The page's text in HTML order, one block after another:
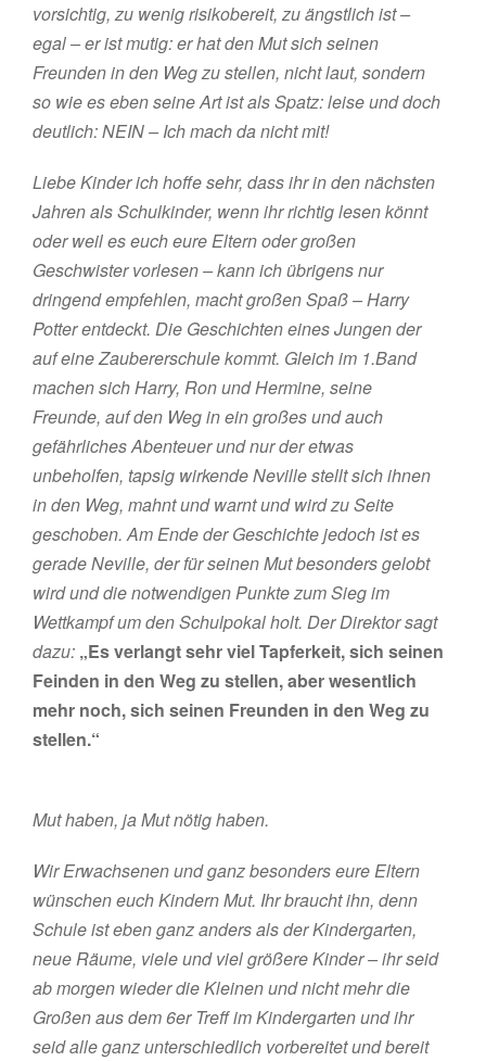
vorsichtig, zu wenig risikobereit, zu ängstlich ist –
egal – er ist mutig: er hat den Mut sich seinen
Freunden in den Weg zu stellen, nicht laut, sondern
so wie es eben seine Art ist als Spatz: leise und doch
deutlich: NEIN – Ich mach da nicht mit!
Liebe Kinder ich hoffe sehr, dass ihr in den nächsten
Jahren als Schulkinder, wenn ihr richtig lesen könnt
oder weil es euch eure Eltern oder großen
Geschwister vorlesen – kann ich übrigens nur
dringend empfehlen, macht großen Spaß – Harry
Potter entdeckt. Die Geschichten eines Jungen der
auf eine Zaubererschule kommt. Gleich im 1.Band
machen sich Harry, Ron und Hermine, seine
Freunde, auf den Weg in ein großes und auch
gefährliches Abenteuer und nur der etwas
unbeholfen, tapsig wirkende Neville stellt sich ihnen
in den Weg, mahnt und warnt und wird zu Seite
geschoben. Am Ende der Geschichte jedoch ist es
gerade Neville, der für seinen Mut besonders gelobt
wird und die notwendigen Punkte zum Sieg im
Wettkampf um den Schulpokal holt. Der Direktor sagt
dazu: „Es verlangt sehr viel Tapferkeit, sich seinen
Feinden in den Weg zu stellen, aber wesentlich
mehr noch, sich seinen Freunden in den Weg zu
stellen.“
Mut haben, ja Mut nötig haben.
Wir Erwachsenen und ganz besonders eure Eltern
wünschen euch Kindern Mut. Ihr braucht ihn, denn
Schule ist eben ganz anders als der Kindergarten,
neue Räume, viele und viel größere Kinder – ihr seid
ab morgen wieder die Kleinen und nicht mehr die
Großen aus dem 6er Treff im Kindergarten und ihr
seid alle ganz unterschiedlich vorbereitet und bereit